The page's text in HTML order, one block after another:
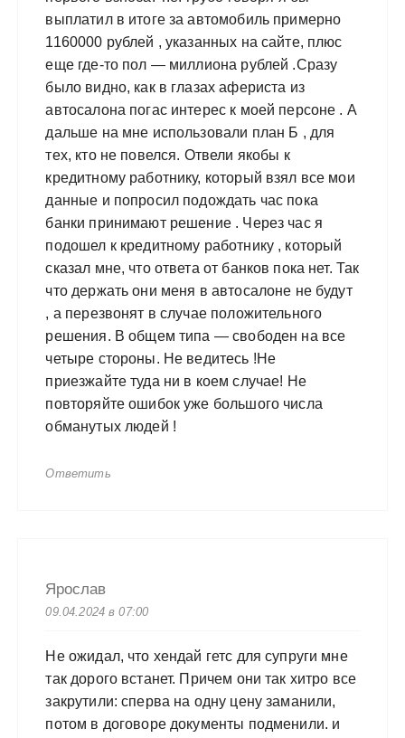
выплатил в итоге за автомобиль примерно
1160000 рублей , указанных на сайте, плюс
еще где-то пол — миллиона рублей .Сразу
было видно, как в глазах афериста из
автосалона погас интерес к моей персоне . А
дальше на мне использовали план Б , для
тех, кто не повелся. Отвели якобы к
кредитному работнику, который взял все мои
данные и попросил подождать час пока
банки принимают решение . Через час я
подошел к кредитному работнику , который
сказал мне, что ответа от банков пока нет. Так
что держать они меня в автосалоне не будут
, а перезвонят в случае положительного
решения. В общем типа — свободен на все
четыре стороны. Не ведитесь !Не
приезжайте туда ни в коем случае! Не
повторяйте ошибок уже большого числа
обманутых людей !
Ответить
Ярослав
09.04.2024 в 07:00
Не ожидал, что хендай гетс для супруги мне
так дорого встанет. Причем они так хитро все
закрутили: сперва на одну цену заманили,
потом в договоре документы подменили. и